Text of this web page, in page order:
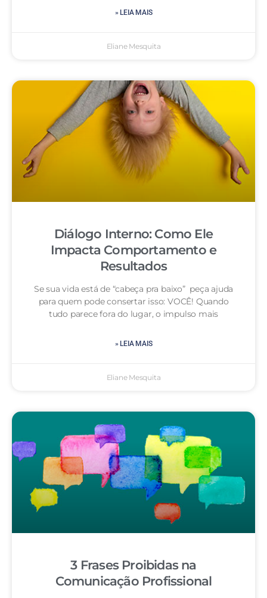
» LEIA MAIS
Eliane Mesquita
Diálogo Interno: Como Ele
Impacta Comportamento e
Resultados
Se sua vida está de “cabeça pra baixo” peça ajuda
para quem pode consertar isso: VOCÊ! Quando
tudo parece fora do lugar, o impulso mais
» LEIA MAIS
Eliane Mesquita
3 Frases Proibidas na
Comunicação Profissional